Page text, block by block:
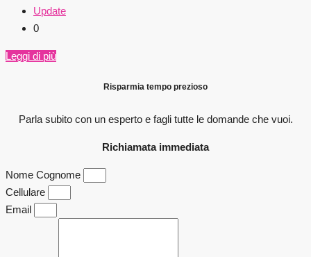
Update
0
Leggi di più
Risparmia tempo prezioso
Parla subito con un esperto e faglitutte le domande che vuoi.
Richiamata immediata
Nome Cognome
Cellulare
Email